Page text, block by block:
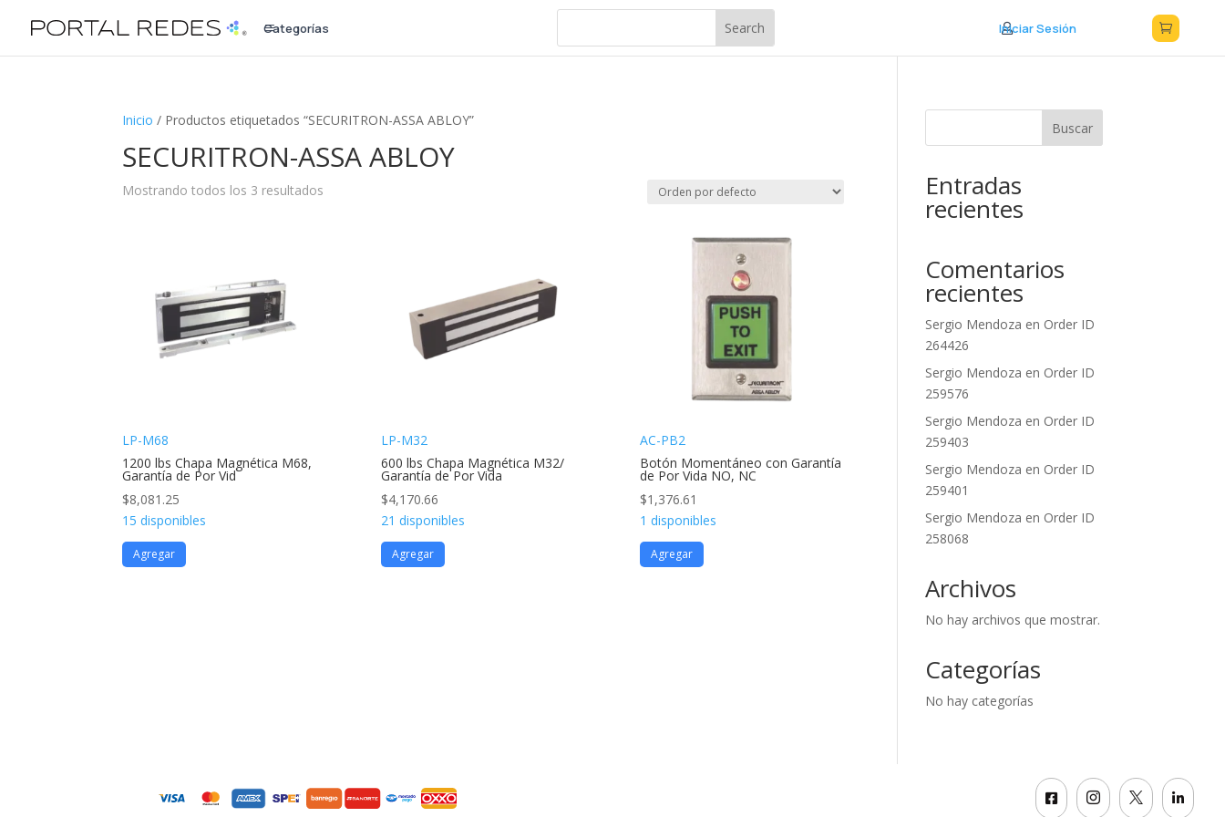
a
Categorías 
Iniciar Sesión 

Inicio / Productos etiquetados “SECURITRON-ASSA ABLOY”
SECURITRON-ASSA ABLOY
Mostrando todos los 3 resultados
LP-M68
1200 lbs Chapa Magnética M68,
Garantía de Por Vid
$8,081.25
15 disponibles
Agregar
LP-M32
600 lbs Chapa Magnética M32/
Garantía de Por Vida
$4,170.66
21 disponibles
Agregar
AC-PB2
Botón Momentáneo con Garantía
de Por Vida NO, NC
$1,376.61
1 disponibles
Agregar
Buscar
Entradas
recientes
Comentarios
recientes
Sergio Mendoza en Order ID
264426
Sergio Mendoza en Order ID
259576
Sergio Mendoza en Order ID
259403
Sergio Mendoza en Order ID
259401
Sergio Mendoza en Order ID
258068
Archivos
No hay archivos que mostrar.
Categorías
No hay categorías
   